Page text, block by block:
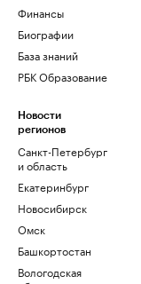
Финансы
Биографии
База знаний
РБК Образование
Новости
регионов
Санкт-Петербург
и область
Екатеринбург
Новосибирск
Омск
Башкортостан
Вологодская